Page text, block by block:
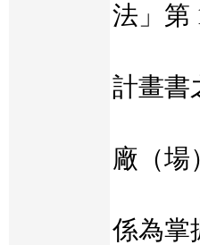
法」第
定，
計畫書
變更
廠（場
毒性
係為掌